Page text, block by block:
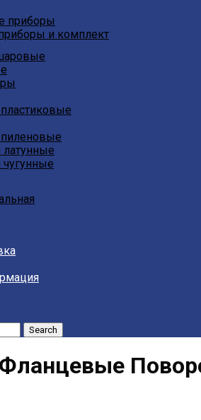
приборы
и комплект
латунные
Search